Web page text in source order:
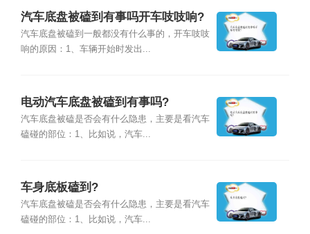
汽车底盘被磕到有事吗开车吱吱响?
汽车底盘被磕到一般都没有什么事的，开车吱吱
响的原因：1、车辆开始时发出...
电动汽车底盘被磕到有事吗?
汽车底盘被磕是否会有什么隐患，主要是看汽车
磕碰的部位：1、比如说，汽车...
车身底板磕到?
汽车底盘被磕是否会有什么隐患，主要是看汽车
磕碰的部位：1、比如说，汽车...